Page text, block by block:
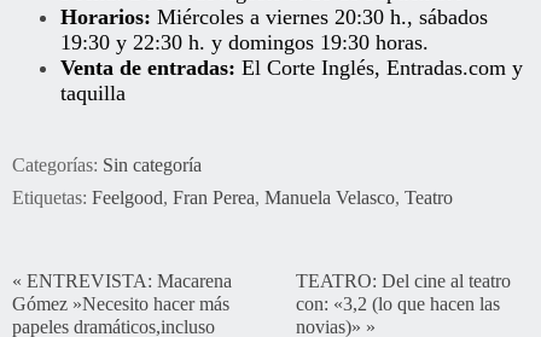
Horarios: Miércoles a viernes 20:30 h., sábados
19:30 y 22:30 h. y domingos 19:30 horas.
Venta de entradas: El Corte Inglés, Entradas.com y
taquilla
Categorías: Sin categoría
Etiquetas: Feelgood, Fran Perea, Manuela Velasco, Teatro
« ENTREVISTA: Macarena
Gómez »Necesito hacer más
papeles dramáticos,incluso
TEATRO: Del cine al teatro
con: «3,2 (lo que hacen las
novias)» »